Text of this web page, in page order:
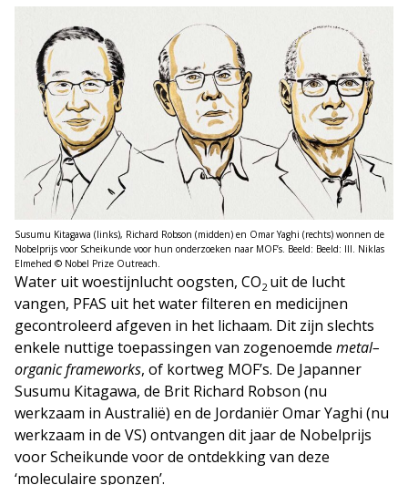
Susumu Kitagawa (links), Richard Robson (midden) en Omar Yaghi (rechts) wonnen de
Nobelprijs voor Scheikunde voor hun onderzoeken naar MOF’s. Beeld: Beeld: Ill. Niklas
Elmehed © Nobel Prize Outreach.
Water uit woestijnlucht oogsten, CO2 uit de lucht
vangen, PFAS uit het water filteren en medicijnen
gecontroleerd afgeven in het lichaam. Dit zijn slechts
enkele nuttige toepassingen van zogenoemde metal–
organic frameworks, of kortweg MOF’s. De Japanner
Susumu Kitagawa, de Brit Richard Robson (nu
werkzaam in Australië) en de Jordaniër Omar Yaghi (nu
werkzaam in de VS) ontvangen dit jaar de Nobelprijs
voor Scheikunde voor de ontdekking van deze
‘moleculaire sponzen’.